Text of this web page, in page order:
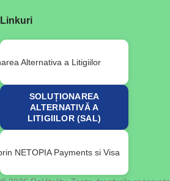
Linkuri
SOLUȚIONAREA
ALTERNATIVĂ A
LITIGIILOR (SAL)